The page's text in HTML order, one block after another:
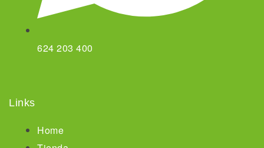
624 203 400
Links
Home